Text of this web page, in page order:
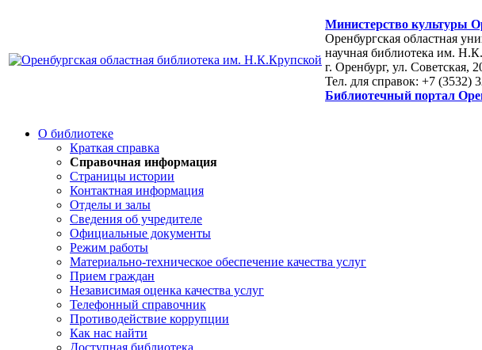
Министерство культуры
Оренбургская областная
научная библиотека им.
г. Оренбург, ул. Советская,
Тел. для справок: +7 (3532)
Библиотечный портал
О библиотеке
Краткая справка
Справочная информация
Страницы истории
Контактная информация
Отделы и залы
Сведения об учредителе
Официальные документы
Режим работы
Материально-техническое обеспечение качества услуг
Прием граждан
Независимая оценка качества услуг
Телефонный справочник
Противодействие коррупции
Как нас найти
Доступная библиотека